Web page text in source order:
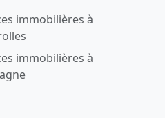
immobilières à
immobilières à